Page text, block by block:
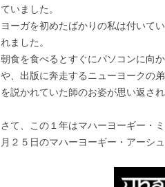
ていました。
ヨーガを初めたばかりの私は付いて
れました。
朝食を食べるとすぐにパソコンに向
や、出版に奔走するニューヨークの
を説かれていた師のお姿が思い返さ
さて、この１年はマハーヨーギー・
月２５日のマハーヨーギー・アーシ